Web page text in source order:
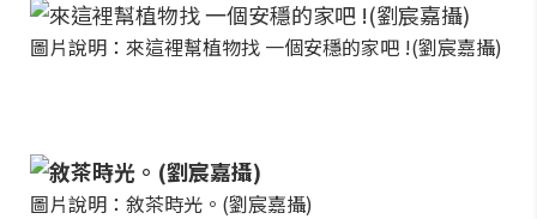
圖片說明：來這裡幫植物找 一個安穩的家吧 !(劉宸嘉攝)
圖片說明：敘茶時光。(劉宸嘉攝)